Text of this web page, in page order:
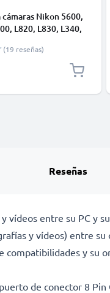
Nikon 5600,
L820, L830, L340,
de subtel
(19 reseñas)
Reseñas
vídeos entre su PC y
y vídeos) entre
compatibilidades y su
de conector 8 Pin